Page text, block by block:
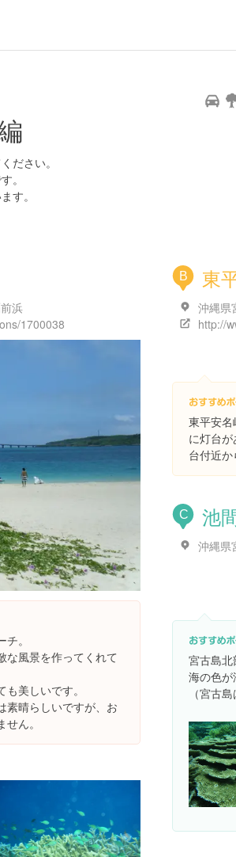
ださい。
。
す。
浜
1700038
。
な風景を作ってくれて
美しいです。
素晴らしいですが、お
ん。
B 東
沖縄県
http://
東平安
に灯台
台付近
C 池
沖縄県
宮古島北
海の色が
（宮古